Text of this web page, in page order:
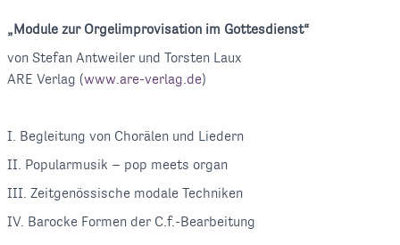
„Module zur Orgelimprovisation im Gottesdienst“
von Stefan Antweiler und Torsten Laux
ARE Verlag (www.are-verlag.de)
I. Begleitung von Chorälen und Liedern
II. Popularmusik – pop meets organ
III. Zeitgenössische modale Techniken
IV. Barocke Formen der C.f.-Bearbeitung